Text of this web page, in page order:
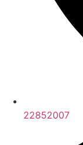
22852007